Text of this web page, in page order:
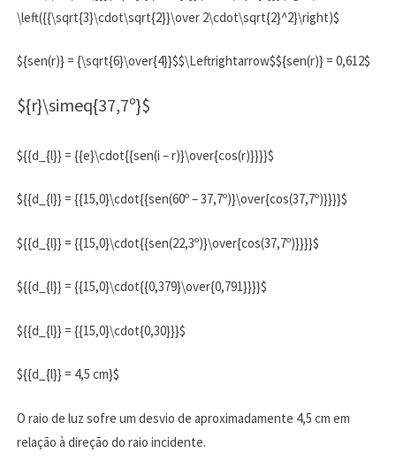
\left({{\sqrt{3}\cdot\sqrt{2}}\over 2\cdot\sqrt{2}^2}\right)$
${sen(r)} = {\sqrt{6}\over{4}}$$\Leftrightarrow$${sen(r)} = 0,612$
${r}\simeq{37,7º}$
${{d_{l}} = {{e}\cdot{{sen(i – r)}\over{cos(r)}}}}$
${{d_{l}} = {{15,0}\cdot{{sen(60º – 37,7º)}\over{cos(37,7º)}}}}$
${{d_{l}} = {{15,0}\cdot{{sen(22,3º)}\over{cos(37,7º)}}}}$
${{d_{l}} = {{15,0}\cdot{{0,379}\over{0,791}}}}$
${{d_{l}} = {{15,0}\cdot{0,30}}}$
${{d_{l}} = 4,5 cm}$
O raio de luz sofre um desvio de aproximadamente 4,5 cm em
relação à direção do raio incidente.